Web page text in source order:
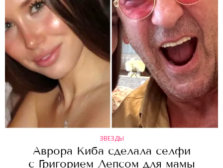
ЗВЕЗДЫ
Аврора Киба сделала селфи
с Григорием Лепсом для мамы